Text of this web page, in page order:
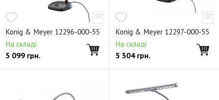
Держатели для столов, других стоек
Держатели для микрофона
Аксессуары
Клавишные стойки X-образные
Клавишные стойки П-образные
Клавишные стойки n-ярусные
Стойки для аккордеонов
Светильники
Konig & Meyer 12296-000-55
На складі
5 099 грн.
Konig & Meyer 12297-000-55
На складі
5 304грн.